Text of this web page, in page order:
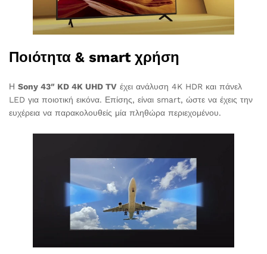
Ποιότητα & smart χρήση
Η Sony 43″ KD 4K UHD TV έχει ανάλυση 4K HDR και πάνελ
LED για ποιοτική εικόνα. Επίσης, είναι smart, ώστε να έχεις την
ευχέρεια να παρακολουθείς μία πληθώρα περιεχομένου.